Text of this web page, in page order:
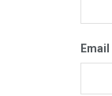
Email